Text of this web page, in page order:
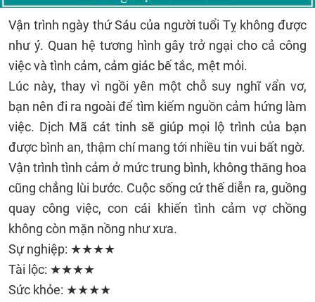
Vận trình ngày thứ Sáu của người tuổi Tỵ không được
như ý. Quan hệ tương hình gây trở ngại cho cả công
việc và tình cảm, cảm giác bế tắc, mệt mỏi.
Lúc này, thay vì ngồi yên một chỗ suy nghĩ vẩn vơ,
bạn nên đi ra ngoài để tìm kiếm nguồn cảm hứng làm
việc. Dịch Mã cát tinh sẽ giúp mọi lộ trình của bạn
được bình an, thậm chí mang tới nhiều tin vui bất ngờ.
Vận trình tình cảm ở mức trung bình, không thăng hoa
cũng chẳng lùi bước. Cuộc sống cứ thế diễn ra, guồng
quay công việc, con cái khiến tình cảm vợ chồng
không còn mặn nồng như xưa.
Sự nghiệp: ★★★★
Tài lộc: ★★★★
Sức khỏe: ★★★★